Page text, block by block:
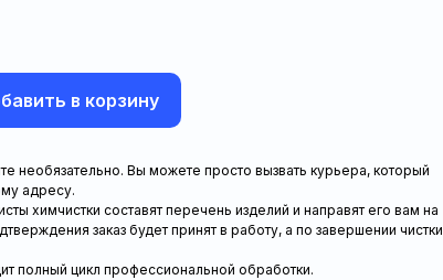
в корзину
необязательно. Вы можете просто вызвать курьера, который
адресу.
химчистки составят перечень изделий и направят его вам на
заказ будет принят в работу, а по завершении чистки
полный цикл профессиональной обработки.